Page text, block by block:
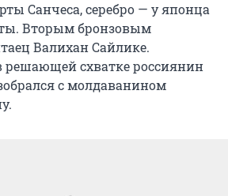
Санчеса, серебро — у японца
Вторым бронзовым
Валихан Сайлике.
решающей схватке россиянин
с молдаванином